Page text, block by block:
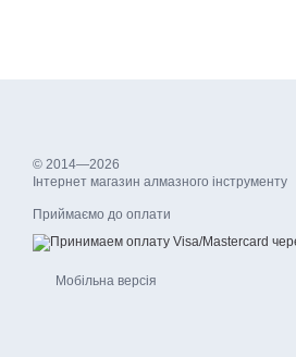
© 2014—2026
Інтернет магазин алмазного інструменту
Приймаємо до оплати
Мобільна версія